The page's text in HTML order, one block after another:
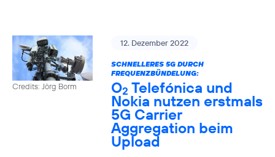
Credits: Jörg Borm
12. Dezember 2022
SCHNELLERES 5G DURCH
FREQUENZBÜNDELUNG:
O2 Telefónica und
Nokia nutzen erstmals
5G Carrier
Aggregation beim
Upload